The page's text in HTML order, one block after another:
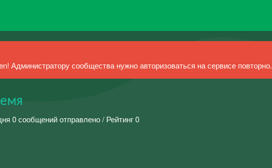
Администратору сообщества нужно авторизоваться на сервисе повторно.
0 сообщений отправлено / Рейтинг 0